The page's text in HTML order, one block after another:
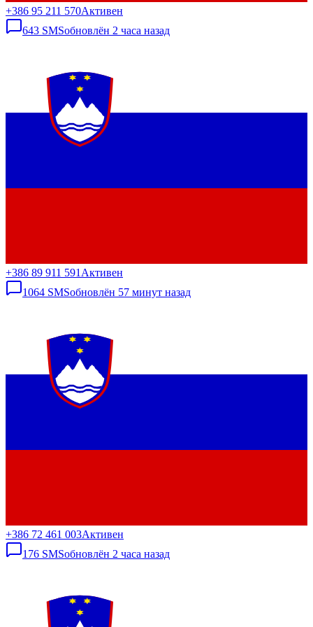
+386 95 211 570Активен
643 SMSобновлён 2 часа назад
+386 89 911 591 Активен
1064 SMSобновлён 57 минут назад
+386 72 461 003Активен
176 SMSобновлён 2 часа назад